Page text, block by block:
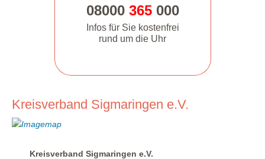
08000 365000
Infos für Sie kostenfrei
rund um die Uhr
Kreisverband Sigmaringen e.V.
Kreisverband Sigmaringen e.V.